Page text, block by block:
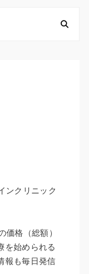
ンクリニック
価格（総額）
を始められる
報も毎日発信